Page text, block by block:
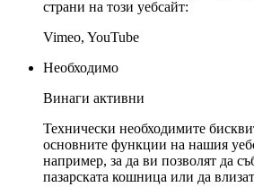
страни на този уебсайт:
Vimeo, YouTube
Необходимо
Винаги активни
Технически необходимите
основните функции на нашия
например, за да ви позволят да
пазарската кошница или да